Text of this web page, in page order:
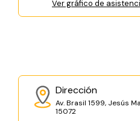
Ver gráfico de
Dirección
Av. Brasil 1599, Jesús
15072